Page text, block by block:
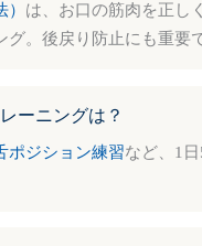
は、お口の筋肉を正し
グ。後戻り防止にも重要
ーニングは？
ポジション練習など、1